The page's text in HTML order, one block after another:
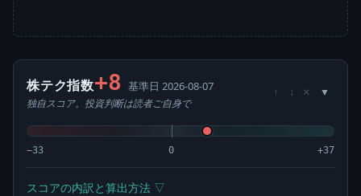
株テク指数+8 基準日 2026-08-07
独自スコア。投資判断は読者ご自身で
↑ ↓ ×
−33 0 +37
スコアの内訳と算出方法 ▽